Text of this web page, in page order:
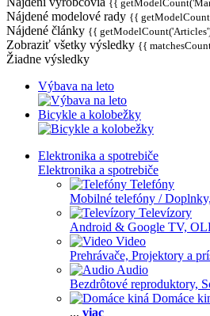
{{
Nájdené modelové rady {{
Nájdené články {{
Zobraziť všetky výsledky {{
Žiadne výsledky
Výbava na leto
Bicykle a kolobežky
Elektronika a spotrebiče
Elektronika a spotrebiče
Telefóny
Mobilné telefóny / Doplnky,
Televízory
Android & Google TV,
Video
Prehrávače, Projektory a
Audio
Bezdrôtové reproduktory,
Domáce
... viac